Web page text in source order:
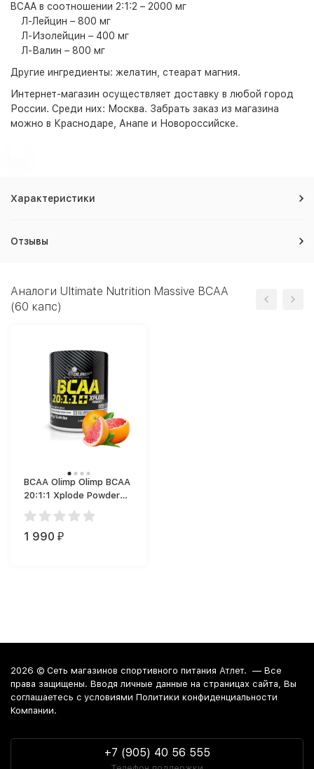
BCAA в соотношении 2:1:2 – 2000 мг
Л-Лейцин – 800 мг
Л-Изолейцин – 400 мг
Л-Валин – 800 мг
Другие ингредиенты: желатин, стеарат магния.
Интернет-магазин осуществляет доставку в любой город
России. Среди них: Москва. Забрать заказ из магазина
можно в Краснодаре, Анапе и Новороссийске.
Характеристики
Отзывы
Аналоги Ultimate Nutrition Massive BCAA
(60 капс)
BCAA Olimp Olimp BCAA
20:1:1 Xplode Powder
200g. (200 г)
1 990 ₽
2026 © Сеть магазинов спортивного питания Атлет. — Все
права защищены. Вводя личные данные на страницах сайта, Вы
соглашаетесь c условиями Политики конфиденциальности
Компании.
+7 (905) 40 56 555